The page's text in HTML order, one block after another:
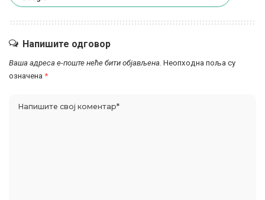
Напишите одговор
Ваша адреса е-поште неће бити објављена. Неопходна поља су
означена *